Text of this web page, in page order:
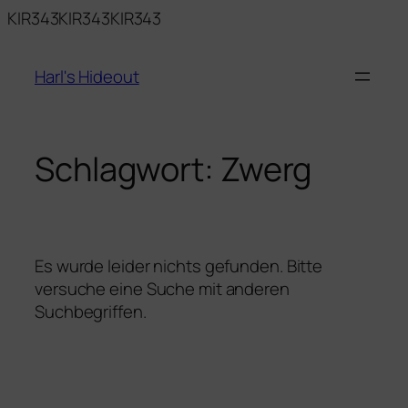
KIR343KIR343KIR343
Harl's Hideout
Schlagwort: Zwerg
Es wurde leider nichts gefunden. Bitte
versuche eine Suche mit anderen
Suchbegriffen.